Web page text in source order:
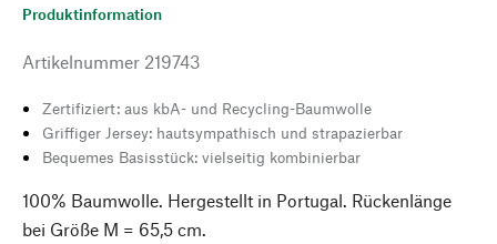
Produktinformation
Artikelnummer 219743
Zertifiziert: aus kbA- und Recycling-Baumwolle
Griffiger Jersey: hautsympathisch und strapazierbar
Bequemes Basisstück: vielseitig kombinierbar
100% Baumwolle. Hergestellt in Portugal. Rückenlänge
bei Größe M = 65,5 cm.